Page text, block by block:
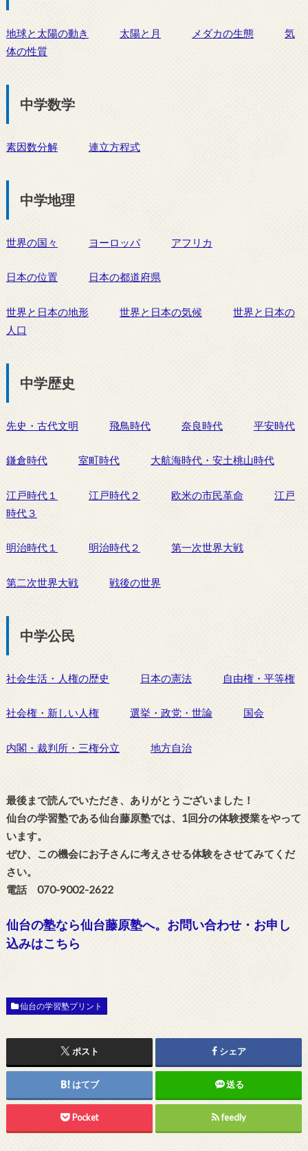
地球と太陽の動き 太陽と月 メダカの生態
気
体の性質
中学数学
素因数分解 連立方程式
中学地理
世界の国々 ヨーロッパ アフリカ
日本の位置 日本の都道府県
世界と日本の地形 世界と日本の気候
世界と日本の
人口
中学歴史
先史・古代文明 飛鳥時代 奈良時代 平安時代
鎌倉時代 室町時代 大航海時代・安土桃山時代
江戸時代１ 江戸時代２ 欧米の市民革命
江戸
時代３
明治時代１ 明治時代２ 第一次世界大戦
第二次世界大戦 戦後の世界
中学公民
社会生活・人権の歴史 日本の憲法 自由権・平等権
社会権・新しい人権 選挙・政党・世論 国会
内閣・裁判所・三権分立 地方自治
最後まで読んでいただき、ありがとうございました！
仙台の学習塾である仙台藤原塾では、1回分の体験授業をやって
います。
ぜひ、この機会にお子さんに考えさせる体験をさせてみてくだ
さい。
電話 070-9002-2622
仙台の塾なら仙台藤原塾へ。お問い合わせ・お申し
込みはこちら
仙台の学習塾プリント
ポスト シェア
はてブ 送る
Pocket feedly